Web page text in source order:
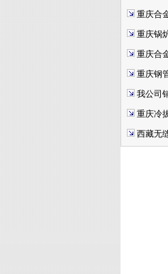
重庆合
重庆锅
重庆合
重庆钢
我公司
重庆冷
西藏无